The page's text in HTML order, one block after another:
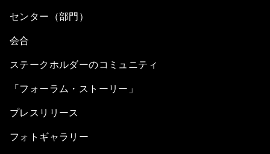
センター（部門）
会合
ステークホルダーのコミュニティ
「フォーラム・ストーリー」
プレスリリース
フォトギャラリー